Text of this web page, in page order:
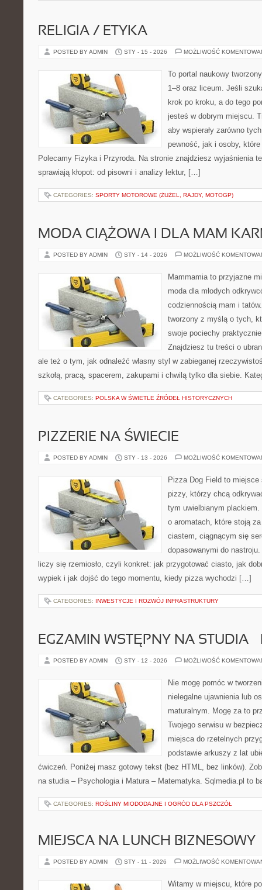
RELIGIA / ETYKA
POSTED BY ADMIN STY - 15 - 2026 MOŻLIWOŚĆ
To portal naukowy
1–8 oraz liceum. Jeśli
krok po kroku, a do tego
jesteś w dobrym miejscu.
aby wspierały zarówno
pewność, jak i osoby,
Polecamy Fizyka i Przyroda. Na stronie znajdziesz wyjaśnienia
sprawiają kłopot: od pisowni i analizy lektur, […]
CATEGORIES: SPORTY MOTOROWE (ŻUŻEL, RAJDY, MOTOGP)
MODA CIĄŻOWA I DLA MAM
POSTED BY ADMIN STY - 14 - 2026 MOŻLIWOŚĆ
Mammamia to przyjazne
moda dla młodych
codziennością mam i
tworzony z myślą o tych,
swoje pociechy
Znajdziesz tu treści o
ale też o tym, jak odnaleźć własny styl w zabieganej
szkołą, pracą, spacerem, zakupami i chwilą tylko dla siebie.
CATEGORIES: POLSKA W ŚWIETLE ŹRÓDEŁ HISTORYCZNYCH
PIZZERIE NA ŚWIECIE
POSTED BY ADMIN STY - 13 - 2026 MOŻLIWOŚĆ
Pizza Dog Field to
pizzy, którzy chcą
tym uwielbianym
o aromatach, które stoją
ciastem, ciągnącym się
dopasowanymi do
liczy się rzemiosło, czyli konkret: jak przygotować ciasto, jak
wypiek i jak dojść do tego momentu, kiedy pizza wychodzi […]
CATEGORIES: INWESTYCJE I ROZWÓJ INFRASTRUKTURY
EGZAMIN WSTĘPNY NA STUDIA
POSTED BY ADMIN STY - 12 - 2026 MOŻLIWOŚĆ
Nie mogę pomóc w
nielegalne ujawnienia lub
maturalnym. Mogę za to
Twojego serwisu w
miejsca do rzetelnych
podstawie arkuszy z lat
ćwiczeń. Poniżej masz gotowy tekst (bez HTML, bez linków).
na studia – Psychologia i Matura – Matematyka. Sqlmedia.pl to
CATEGORIES: ROŚLINY MIODODAJNE I OGRÓD DLA PSZCZÓŁ
MIEJSCA NA LUNCH BIZNESOWY
POSTED BY ADMIN STY - 11 - 2026 MOŻLIWOŚĆ
Witamy w miejscu, które